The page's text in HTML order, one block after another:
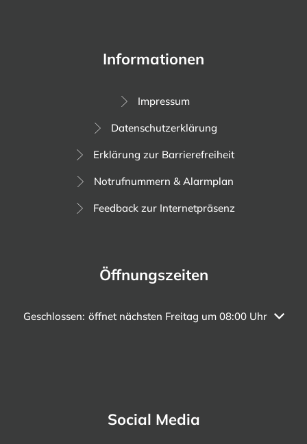
Informationen
Impressum
Datenschutzerklärung
Erklärung zur Barrierefreiheit
Notrufnummern & Alarmplan
Feedback zur Internetpräsenz
Öffnungszeiten
Klicken, um weitere Öffnungs- oder Schließzeiten
Geschlossen: öffnet nächsten Freitag um 08:00 Uhr
Social Media